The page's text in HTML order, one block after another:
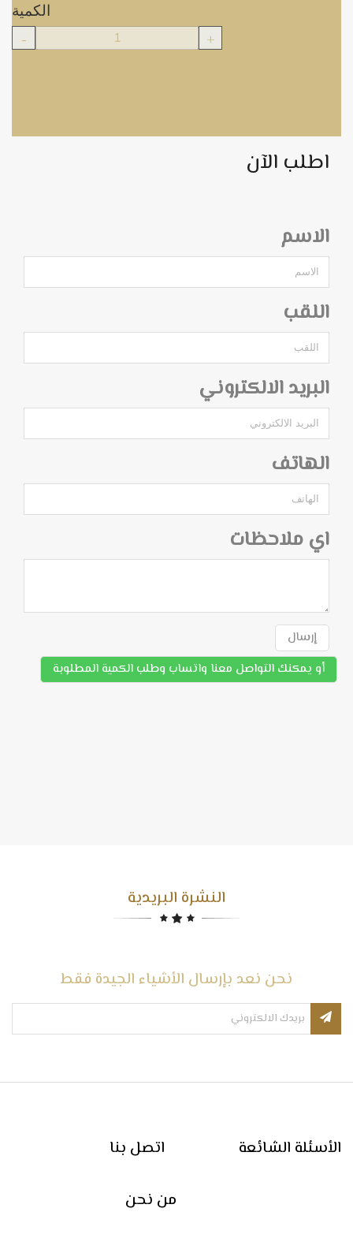
الكمية
- +
اطلب الآن
الاسم
اللقب
البريد الالكتروني
الهاتف
اي ملاحظات
إرسال
أو يمكنك التواصل معنا واتساب وطلب الكمية المطلوبة
النشرة البريدية
نحن نعد بإرسال الأشياء الجيدة فقط
اتصل بنا الأسئلة الشائعة
من نحن